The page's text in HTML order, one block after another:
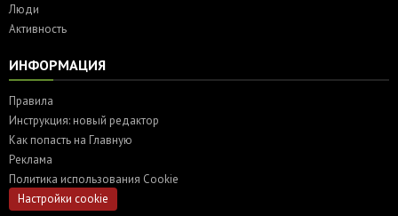
Люди
Активность
ИНФОРМАЦИЯ
Правила
Инструкция: новый редактор
Как попасть на Главную
Реклама
Политика использования Cookie
Настройки cookie